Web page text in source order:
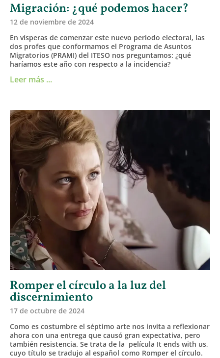
Migración: ¿qué podemos hacer?
12 de noviembre de 2024
En vísperas de comenzar este nuevo periodo electoral, las
dos profes que conformamos el Programa de Asuntos
Migratorios (PRAMI) del ITESO nos preguntamos: ¿qué
haríamos este año con respecto a la incidencia?
Leer más ...
Romper el círculo a la luz del
discernimiento
17 de octubre de 2024
Como es costumbre el séptimo arte nos invita a reflexionar
ahora con una entrega que causó gran expectativa, pero
también resistencia. Se trata de la película It ends with us,
cuyo título se tradujo al español como Romper el círculo.